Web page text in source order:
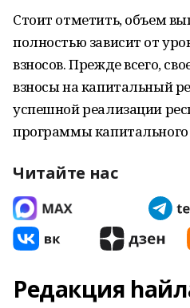
Стоит отметить, объем
полностью зависит от
взносов. Прежде всего,
взносы на капитальный
успешной реализации
программы
Читайте нас
Редакция